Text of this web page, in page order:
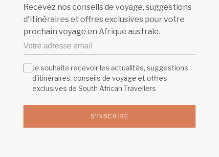
Recevez nos conseils de voyage, suggestions
d'itinéraires et offres exclusives pour votre
prochain voyage en Afrique australe.
S'INSCRIRE
Je souhaite recevoir les actualités, suggestions
d'itinéraires, conseils de voyage et offres
exclusives de South African Travellers